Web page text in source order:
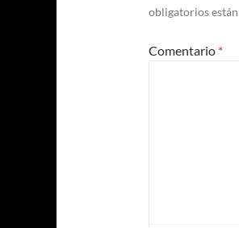
obligatorios
Comentario *